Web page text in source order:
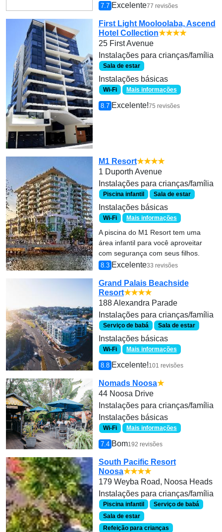
7.7 Excelente77 revisões
First Light Mooloolaba, Ascend
Hotel Collection★★★★
25 First Avenue
Instalações para crianças/família
Sala de estar
Instalações básicas
Wi-Fi Mais informações
8.7 Excelente!75 revisões
M1 Resort★★★★
1 Duporth Avenue
Instalações para crianças/família
Piscina infantil Sala de estar
Instalações básicas
Wi-Fi Mais informações
A piscina do M1 Resort tem uma
área infantil para você aproveitar
com segurança com seus filhos.
8.3 Excelente33 revisões
Grand Palais Beachside
Resort★★★★
188 Alexandra Parade
Instalações para crianças/família
Serviço de babá Sala de estar
Instalações básicas
Wi-Fi Mais informações
8.8 Excelente!101 revisões
Nomads Noosa★
44 Noosa Drive
Instalações para crianças/família
Instalações básicas
Wi-Fi Mais informações
7.4 Bom192 revisões
South Pacific Resort
Noosa★★★★
179 Weyba Road, Noosa Heads
Instalações para crianças/família
Piscina infantil
Serviço de babá
Sala de estar
Refeição para crianças